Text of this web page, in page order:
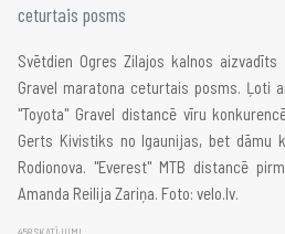
ceturtais posms
Svētdien Ogres Zilajos kalnos
Gravel maratona ceturtais posms. Ļoti
"Toyota" Gravel distancē vīru
Gerts Kivistiks no Igaunijas, bet dāmu
Rodionova. "Everest" MTB distancē
Amanda Reilija Zariņa. Foto: velo.lv.